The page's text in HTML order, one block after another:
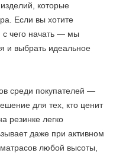
которые
Если вы хотите
с чего начать — мы
и выбрать идеальное
среди покупателей —
для тех, кто ценит
резинке легко
даже при активном
любой высоты,